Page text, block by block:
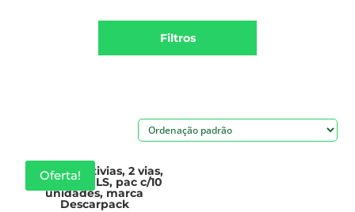
Filtros
Oferta!
Equipo Multivias, 2 vias,
com Clamp LS, pac c/10
unidades, marca
Descarpack